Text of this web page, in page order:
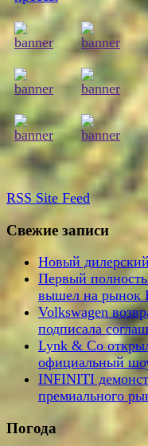
RSS Site Feed
Свежие записи
Новый
Первый
вышел на рынок
Volkswagen
подписала
Lynk & Co
официальный
INFINITI
премиального
Погода